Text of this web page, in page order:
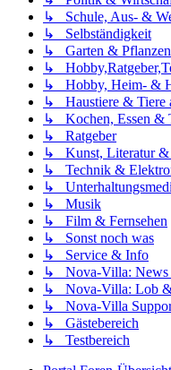
↳ Schule, Aus- &
↳ Selbständigkeit
↳ Garten & Pflanzen
↳
↳ Hobby, Heim- &
↳ Haustiere & Tiere
↳ Kochen, Essen &
↳ Ratgeber
↳ Kunst, Literatur &
↳ Technik &
↳
↳ Musik
↳ Film & Fernsehen
↳ Sonst noch was
↳ Service & Info
↳ Nova-Villa: News
↳ Nova-Villa: Lob
↳ Nova-Villa
↳ Gästebereich
↳ Testbereich